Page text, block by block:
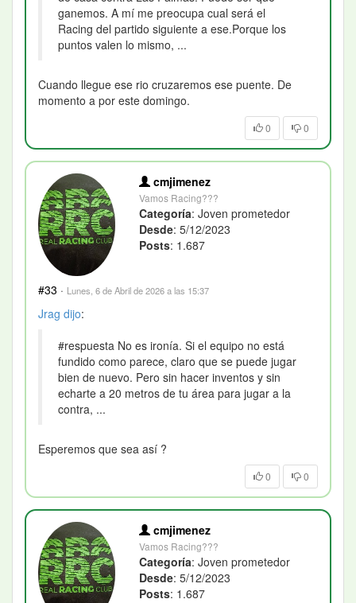
ganemos. A mí me preocupa cual será el
Racing del partido siguiente a ese.Porque los
puntos valen lo mismo, ...
Cuando llegue ese rio cruzaremos ese puente. De
momento a por este domingo.
0 0
cmjimenez
Vamos Racing???
Categoría: Joven prometedor
Desde: 5/12/2023
Posts: 1.687
#33 · Lunes, 6 de Abril de 2026 a las 15:37
Jrag dijo:
#respuesta No es ironía. Si el equipo no está
fundido como parece, claro que se puede jugar
bien de nuevo. Pero sin hacer inventos y sin
echarte a 20 metros de tu área para jugar a la
contra, ...
Esperemos que sea así ?
0 0
cmjimenez
Vamos Racing???
Categoría: Joven prometedor
Desde: 5/12/2023
Posts: 1.687